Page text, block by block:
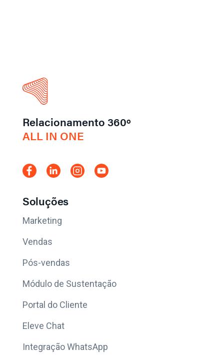
Relacionamento 360º
ALL IN ONE
Soluções
Marketing
Vendas
Pós-vendas
Módulo de Sustentação
Portal do Cliente
Eleve Chat
Integração WhatsApp